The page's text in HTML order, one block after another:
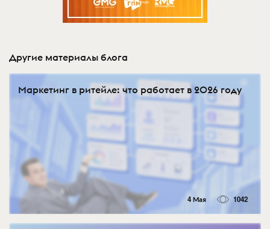
Другие материалы блога
Маркетинг в ритейле: что работает в 2026 году
4 Мая 1042